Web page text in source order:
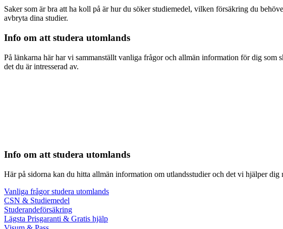
Saker som är bra att ha koll på är hur du söker studiemedel, vilken försäkring du
avbryta dina studier.
Info om att studera utomlands
På länkarna här har vi sammanställt vanliga frågor och allmän information för dig
det du är intresserad av.
Info om att studera utomlands
Här på sidorna kan du hitta allmän information om utlandsstudier och det vi hjälper dig
Vanliga frågor studera utomlands
CSN & Studiemedel
Studerandeförsäkring
Lägsta Prisgaranti & Gratis hjälp